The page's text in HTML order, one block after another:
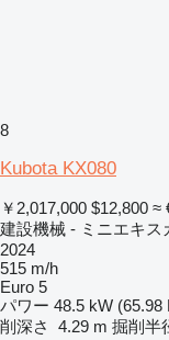
8
Kubota KX080
￥2,017,000 $12,800 ≈
建設機械 - ミニエキス
2024
515 m/h
Euro 5
パワー 48.5 kW (65.98
削深さ
4.29 m 掘削半